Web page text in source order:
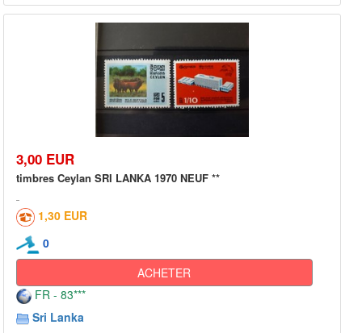
3,00 EUR
timbres Ceylan SRI LANKA 1970 NEUF **
1,30 EUR
0
ACHETER
FR - 83***
Sri Lanka